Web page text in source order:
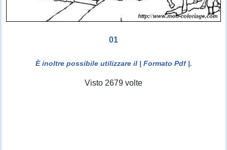
01
È inoltre possibile utilizzare il | Formato Pdf |.
Visto 2679 volte